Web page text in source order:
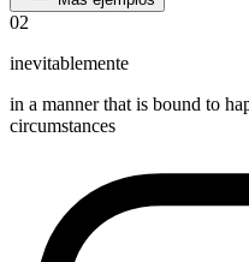
02
inevitablemente
in a manner that is bound to
circumstances